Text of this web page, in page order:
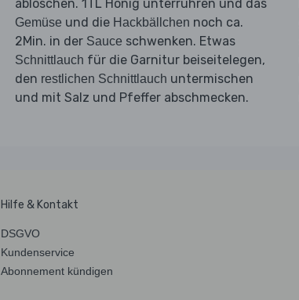
ablöschen. 1TL Honig unterrühren und das
Gemüse und die Hackbällchen noch ca.
2Min. in der Sauce schwenken. Etwas
Schnittlauch für die Garnitur beiseitelegen,
den restlichen Schnittlauch untermischen
und mit Salz und Pfeffer abschmecken.
Hilfe & Kontakt
DSGVO
Kundenservice
Abonnement kündigen